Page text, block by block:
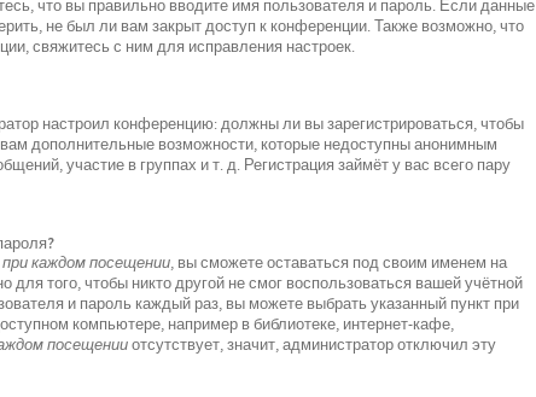
что вы правильно вводите имя пользователя и пароль. Если данные
не был ли вам закрыт доступ к конференции. Также возможно, что
свяжитесь с ним для исправления настроек.
настроил конференцию: должны ли вы зарегистрироваться, чтобы
дополнительные возможности, которые недоступны анонимным
участие в группах и т. д. Регистрация займёт у вас всего пару
каждом посещении, вы сможете оставаться под своим именем на
того, чтобы никто другой не смог воспользоваться вашей учётной
и пароль каждый раз, вы можете выбрать указанный пункт при
компьютере, например в библиотеке, интернет-кафе,
посещенииотсутствует, значит, администратор отключил эту